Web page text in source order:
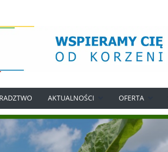
AKTUALNOŚCI OFERTA